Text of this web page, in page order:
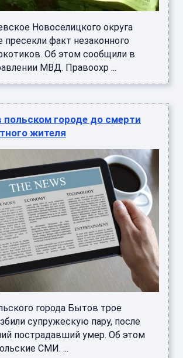
Новоселицкого округа
пресекли факт незаконного
Об этом сообщили в
МВД. Правоохр ...
польском городе до смерти
жителя
города Бытов трое
супружескую пару, после
пострадавший умер. Об этом
СМИ. ...